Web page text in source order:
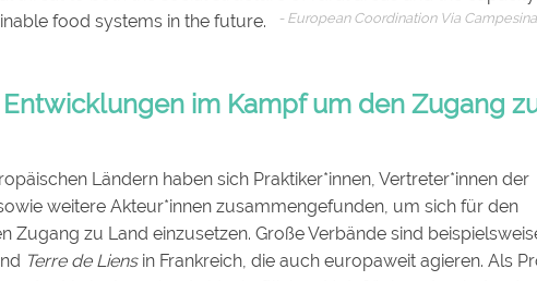
food systems in the future.
European Coordination Via
im Kampf um den Zugang
Ländern haben sich Praktiker*innen, Vertreter*innen der
weitere Akteur*innen zusammengefunden, um sich für den
Zugang zu Land einzusetzen. Große Verbände sind
Terre de Liensin Frankreich, die auch europaweit agieren. Als